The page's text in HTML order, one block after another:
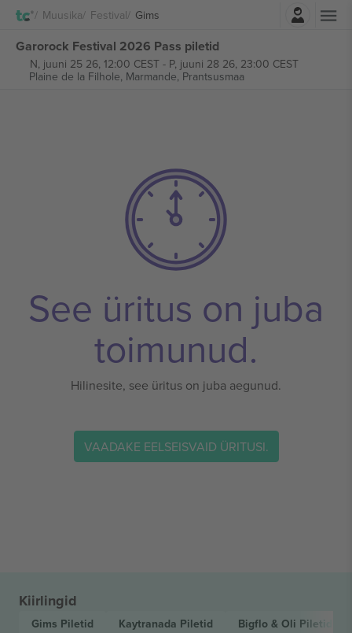
Muusika Festival Gims
Garorock Festival 2026 Pass piletid
N, juuni 25 26, 12:00 CEST- P, juuni 28 26, 23:00 CEST
Plaine de la Filhole, Marmande, Prantsusmaa
See üritus on juba
toimunud.
Hilinesite, see üritus on juba aegunud.
VAADAKE EELSEISVAID ÜRITUSI.
Kiirlingid
Gims Piletid Kaytranada Piletid Bigflo & Oli Piletid